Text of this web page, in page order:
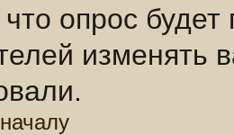
что опрос
изменять